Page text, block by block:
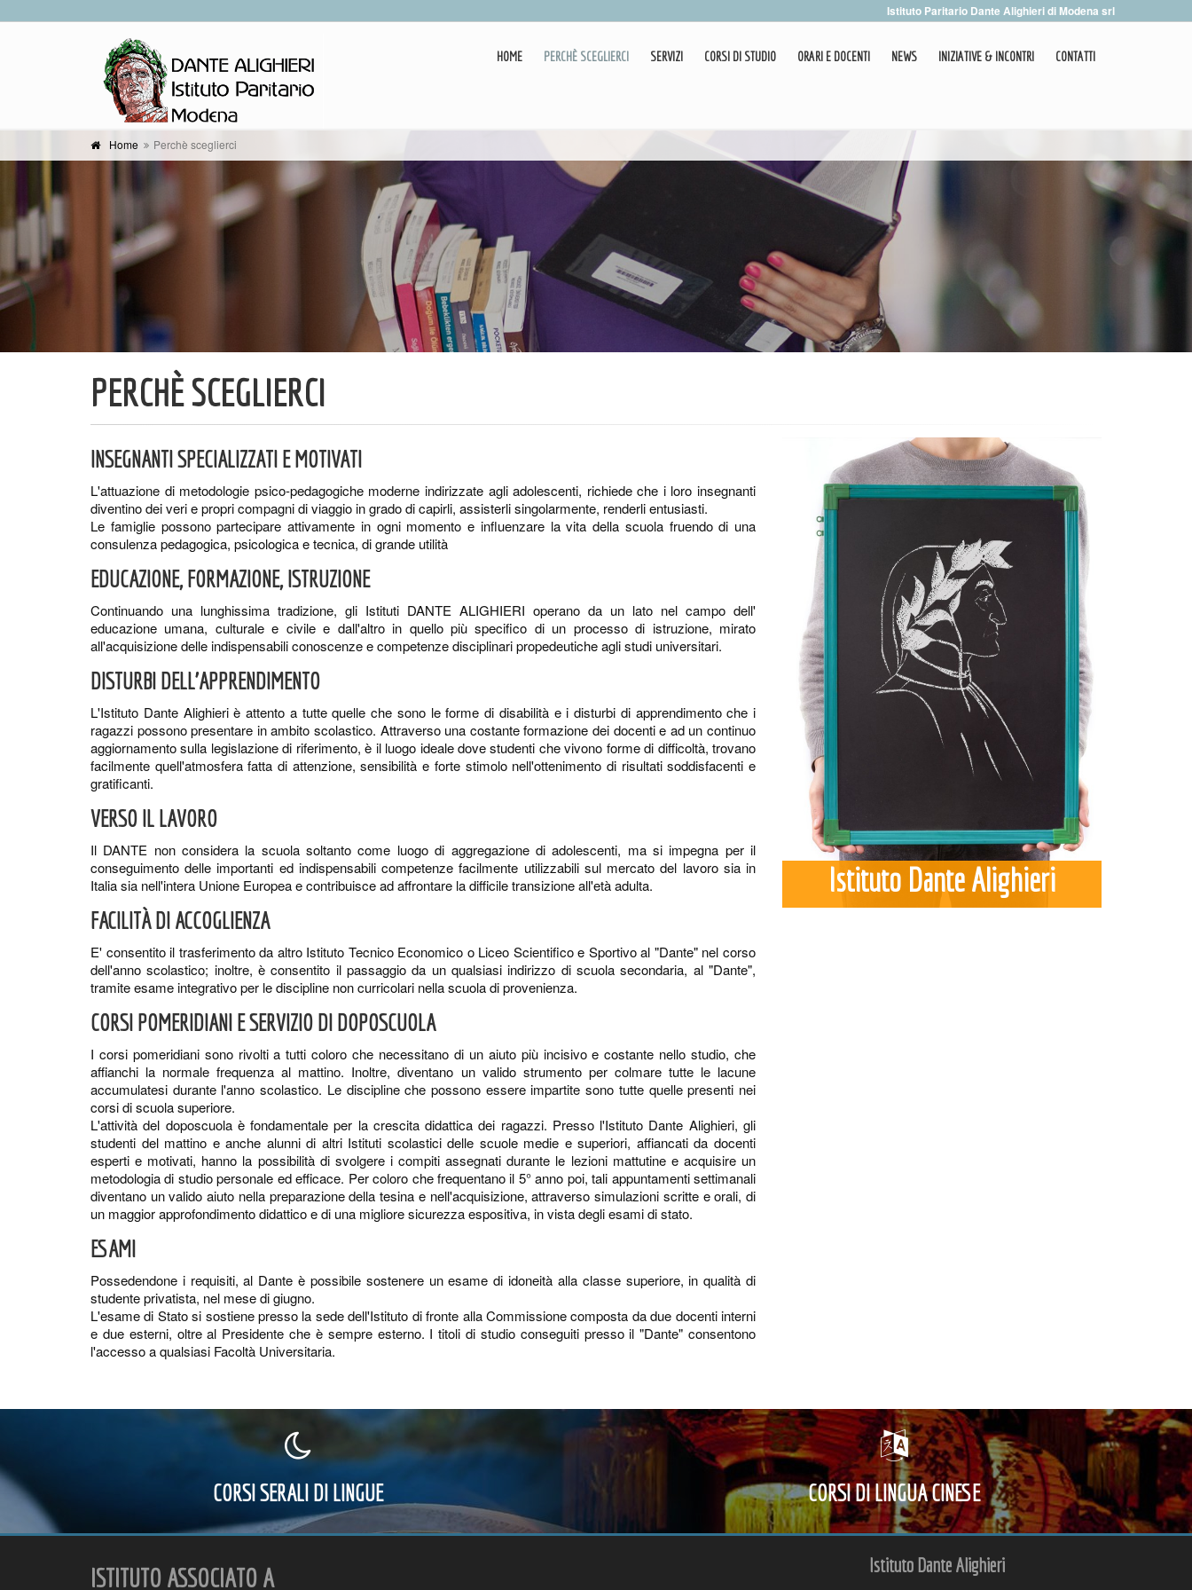
Istituto Paritario Dante Alighieri di Modena srl
HOME PERCHÈ SCEGLIERCI SERVIZI CORSI DI STUDIO ORARI E DOCENTI NEWS INIZIATIVE & INCONTRI CONTATTI
Home Perchè sceglierci
PERCHÈ SCEGLIERCI
INSEGNANTI SPECIALIZZATI E MOTIVATI
L'attuazione di metodologie psico-pedagogiche moderne indirizzate agli adolescenti, richiede che i loro insegnanti
diventino dei veri e propri compagni di viaggio in grado di capirli, assisterli singolarmente, renderli entusiasti.
Le famiglie possono partecipare attivamente in ogni momento e influenzare la vita della scuola fruendo di una
consulenza pedagogica, psicologica e tecnica, di grande utilità
EDUCAZIONE, FORMAZIONE, ISTRUZIONE
Continuando una lunghissima tradizione, gli Istituti DANTE ALIGHIERI operano da un lato nel campo dell'
educazione umana, culturale e civile e dall'altro in quello più specifico di un processo di istruzione, mirato
all'acquisizione delle indispensabili conoscenze e competenze disciplinari propedeutiche agli studi universitari.
DISTURBI DELL'APPRENDIMENTO
L'Istituto Dante Alighieri è attento a tutte quelle che sono le forme di disabilità e i disturbi di apprendimento che i
ragazzi possono presentare in ambito scolastico. Attraverso una costante formazione dei docenti e ad un continuo
aggiornamento sulla legislazione di riferimento, è il luogo ideale dove studenti che vivono forme di difficoltà, trovano
facilmente quell'atmosfera fatta di attenzione, sensibilità e forte stimolo nell'ottenimento di risultati soddisfacenti e
gratificanti.
VERSO IL LAVORO
Il DANTE non considera la scuola soltanto come luogo di aggregazione di adolescenti, ma si impegna per il
conseguimento delle importanti ed indispensabili competenze facilmente utilizzabili sul mercato del lavoro sia in
Italia sia nell'intera Unione Europea e contribuisce ad affrontare la difficile transizione all'età adulta.
FACILITÀ DI ACCOGLIENZA
E' consentito il trasferimento da altro Istituto Tecnico Economico o Liceo Scientifico e Sportivo al "Dante" nel corso
dell'anno scolastico; inoltre, è consentito il passaggio da un qualsiasi indirizzo di scuola secondaria, al "Dante",
tramite esame integrativo per le discipline non curricolari nella scuola di provenienza.
CORSI POMERIDIANI E SERVIZIO DI DOPOSCUOLA
I corsi pomeridiani sono rivolti a tutti coloro che necessitano di un aiuto più incisivo e costante nello studio, che
affianchi la normale frequenza al mattino. Inoltre, diventano un valido strumento per colmare tutte le lacune
accumulatesi durante l'anno scolastico. Le discipline che possono essere impartite sono tutte quelle presenti nei
corsi di scuola superiore.
L'attività del doposcuola è fondamentale per la crescita didattica dei ragazzi. Presso l'Istituto Dante Alighieri, gli
studenti del mattino e anche alunni di altri Istituti scolastici delle scuole medie e superiori, affiancati da docenti
esperti e motivati, hanno la possibilità di svolgere i compiti assegnati durante le lezioni mattutine e acquisire un
metodologia di studio personale ed efficace. Per coloro che frequentano il 5° anno poi, tali appuntamenti settimanali
diventano un valido aiuto nella preparazione della tesina e nell'acquisizione, attraverso simulazioni scritte e orali, di
un maggior approfondimento didattico e di una migliore sicurezza espositiva, in vista degli esami di stato.
ESAMI
Possedendone i requisiti, al Dante è possibile sostenere un esame di idoneità alla classe superiore, in qualità di
studente privatista, nel mese di giugno.
L'esame di Stato si sostiene presso la sede dell'Istituto di fronte alla Commissione composta da due docenti interni
e due esterni, oltre al Presidente che è sempre esterno. I titoli di studio conseguiti presso il "Dante" consentono
l'accesso a qualsiasi Facoltà Universitaria.
Istituto Dante Alighieri
CORSI SERALI DI LINGUE CORSI DI LINGUA CINESE
ISTITUTO ASSOCIATO A Istituto Dante Alighieri